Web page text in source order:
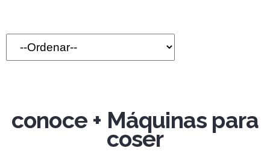
Máquinas especiales
Máquinas industriales
conoce + Máquinas para
coser